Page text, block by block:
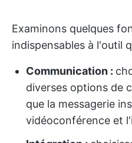
Examinons quelques
indispensables à l'outil
Communication :
diverses options de
que la messagerie
vidéoconférence et